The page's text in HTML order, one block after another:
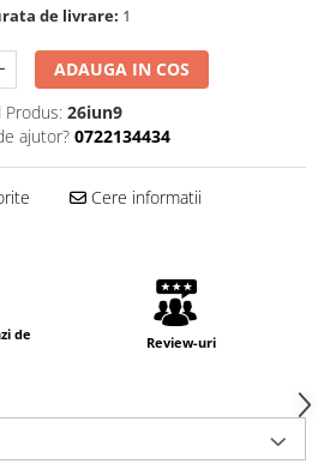
de livrare: 1
ADAUGA IN COS
Produs: 26iun9
ajutor? 0722134434
Cere informatii
de
Review-uri